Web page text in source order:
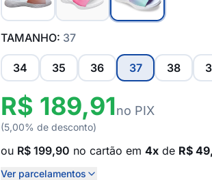
TAMANHO: 37
34 35 36 37 38
R$ 189,91no PIX
(5,00% de desconto)
ou R$ 199,90 no cartão em 4x de R$
Ver parcelamentos